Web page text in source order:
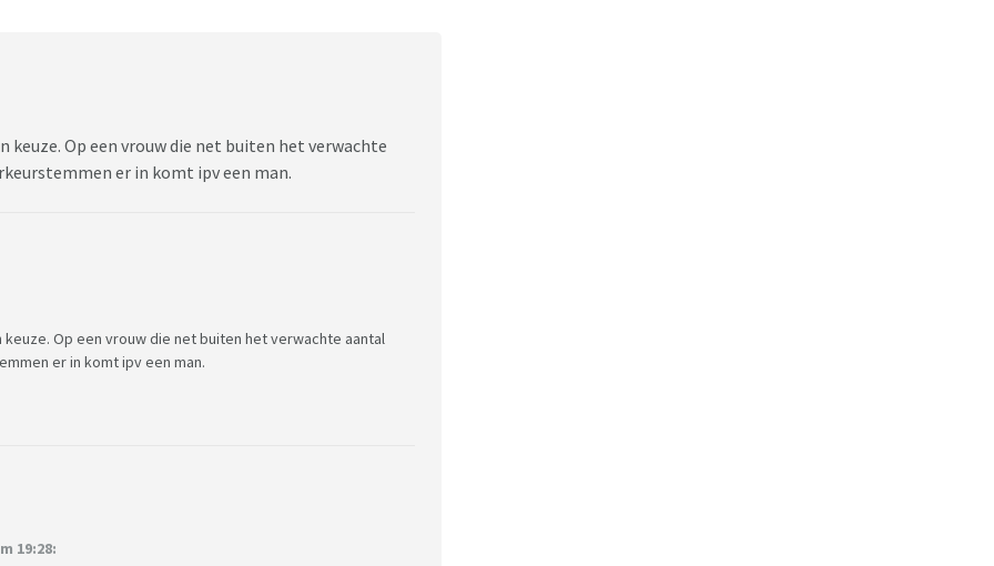
Op een vrouw die net buiten het verwachte
er in komt ipv een man.
Op een vrouw die net buiten het verwachte aantal
er in komt ipv een man.
19:28: